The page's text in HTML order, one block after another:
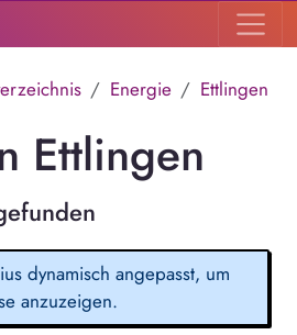
Energie Ettlingen
Ettlingen
dynamisch angepasst, um
anzuzeigen.